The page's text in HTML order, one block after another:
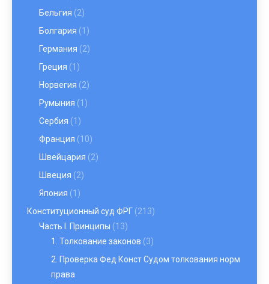
Бельгия (2)
Болгария (1)
Германия (2)
Греция (1)
Норвегия (2)
Румыния (1)
Сербия (1)
Франция (10)
Швейцария (2)
Швеция (2)
Япония (1)
Конституционный суд ФРГ (213)
Часть I. Принципы (13)
1. Толкование законов (3)
2. Проверка Фед Конст Судом толкования норм
права